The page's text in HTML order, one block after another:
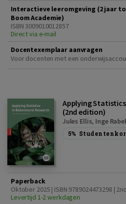
Interactieve leeromgeving (2 jaar
Boom Academie)
ISBN 3009010012857
Direct via e-mail
Docentexemplaar aanvragen
Voor docenten met een
Applying
(2nd edition)
Jules Ellis, Inge
5%
Paperback
Oktober 2025 | ISBN 9789024473298 |
Levertijd 1-2 werkdagen